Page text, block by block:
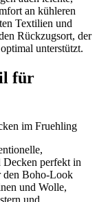
an kühleren
Textilien und
Rückzugsort, der
unterstützt.
für
Decken perfekt in
den Boho-Look
und Wolle,